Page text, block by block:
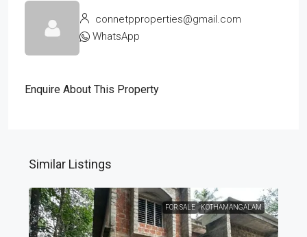
connetpproperties@gmail.com
WhatsApp
Enquire About This Property
Similar Listings
FOR SALE KOTHAMANGALAM